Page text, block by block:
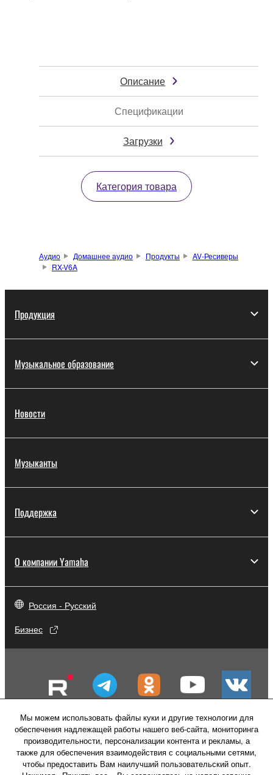
Описание
Спецификации
Загрузки
Категория товара
Аудио Домашнее аудио Продукты
AV-Ресиверы
RX-V6A
Продукция
Музыкальное образование
Новости
Музыканты
Поддержка
О компании Yamaha
Россия - Русский
Бизнес
Мы можем использовать файлы куки и другие технологии для
обеспечения надлежащей работы нашего веб-сайта, мониторинга
производительности, персонализации контента и рекламы, а
также для обеспечения взаимодействия с социальными сетями,
чтобы предоставить Вам наилучший пользовательский опыт.